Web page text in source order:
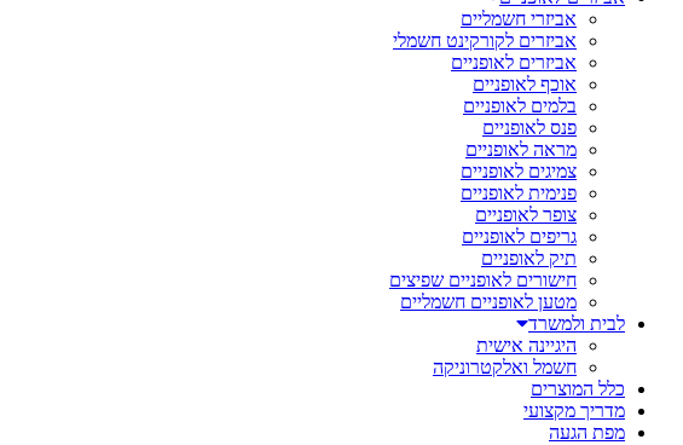
אביזרי חשמליים
אביזרים לקורקינט חשמלי
אביזרים לאופניים
אוכף לאופניים
בלמים לאופניים
פנס לאופניים
מראה לאופניים
צמיגים לאופניים
פנימית לאופניים
צופר לאופניים
גריפים לאופניים
תיק לאופניים
חישורים לאופניים שפיצים
מטען לאופניים חשמליים
לבית ולמשרד
היגיינה אישית
חשמל ואלקטרוניקה
כלל המוצרים
מדריך מקצועי
מפת הגעה